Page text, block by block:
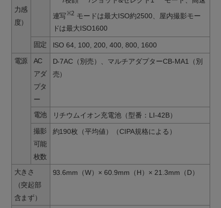
力感
度）
連写※2 モードは最大ISO約2500、屋内撮影モー
ドは最大ISO1600
固定
ISO 64, 100, 200, 400, 800, 1600
電源
AC
アダ
プタ
ー
D-7AC（別売）、マルチアダプターCB-MA1（別
売）
電池
リチウムイオン充電池（型番：LI-42B）
撮影
可能
枚数
約190枚（平均値）（CIPA規格による）
大きさ
（突起部
含まず）
93.6mm（W）× 60.9mm（H）× 21.3mm（D）